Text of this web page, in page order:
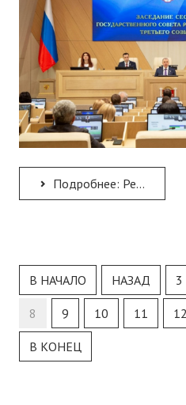
Подробнее: Ректор Института А.Н. Рудяков принял участие в сессии Государственного Совета Республики Крым
В НАЧАЛО НАЗАД 3
8 9 10 11 12
В КОНЕЦ